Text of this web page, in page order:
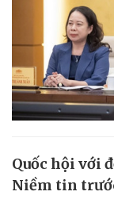
Quốc hội với
Niềm tin